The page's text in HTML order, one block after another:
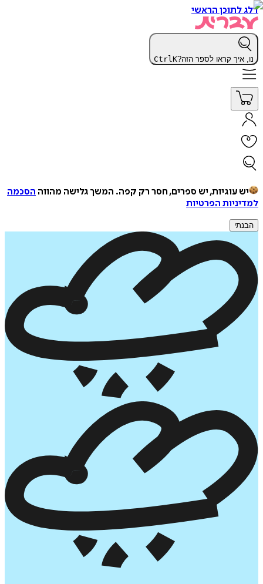
דלג לתוכן הראשי
נו, איך קראו לספר הזה? CtrlK
יש עוגיות, יש ספרים, חסר רק קפה. המשך גלישה מהווה הסכמה
למדיניות הפרטיות
הבנתי